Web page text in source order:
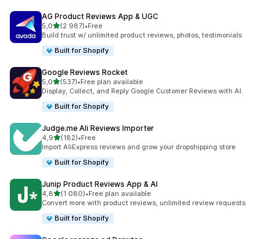
AG Product Reviews App & UGC
5,0z 5 hvězd
(2 987)
Celkový počet recenzí: 2987
•Free
Build trust w/ unlimited product reviews, photos, testimonials
Built for Shopify
Google Reviews Rocket
5,0z 5 hvězd
(537)
Celkový počet recenzí: 537
•Free plan available
Display, Collect, and Reply Google Customer Reviews with AI.
Built for Shopify
Judge.me Ali Reviews Importer
4,9z 5 hvězd
(182)
Celkový počet recenzí: 182
•Free
Import AliExpress reviews and grow your dropshipping store
Built for Shopify
Junip Product Reviews App & AI
4,8z 5 hvězd
(1 080)
Celkový počet recenzí: 1080
•Free plan available
Convert more with product reviews, unlimited review requests
Built for Shopify